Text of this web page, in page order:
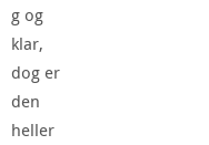
g og
klar,
dog er
den
heller